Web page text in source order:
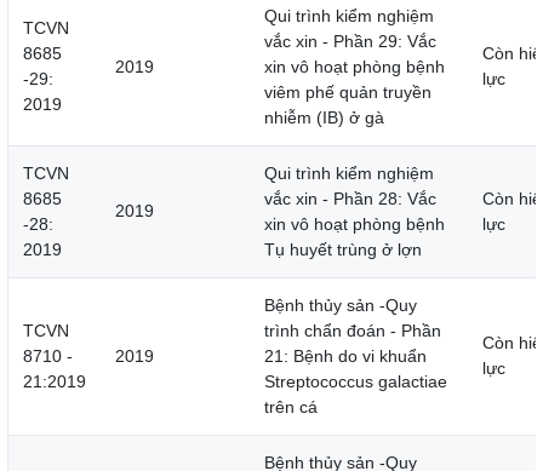
TCVN
8685
-29:
2019
2019
Qui trình kiểm nghiệm
vắc xin - Phần 29: Vắc
xin vô hoạt phòng bệnh
viêm phế quản truyền
nhiễm (IB) ở gà
Còn
lực
TCVN
8685
-28:
2019
2019
Qui trình kiểm nghiệm
vắc xin - Phần 28: Vắc
xin vô hoạt phòng bệnh
Tụ huyết trùng ở lợn
Còn
lực
TCVN
8710 -
21:2019
2019
Bệnh thủy sản -Quy
trình chẩn đoán - Phần
21: Bệnh do vi khuẩn
Streptococcus galactiae
trên cá
Còn
lực
Bệnh thủy sản -Quy